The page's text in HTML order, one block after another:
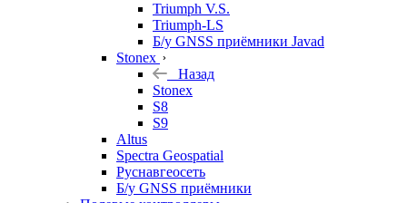
Triumph V.S.
Triumph-LS
Б/у GNSS приёмники Javad
Stonex
Назад
Stonex
S8
S9
Altus
Spectra Geospatial
Руснавгеосеть
Б/у GNSS приёмники